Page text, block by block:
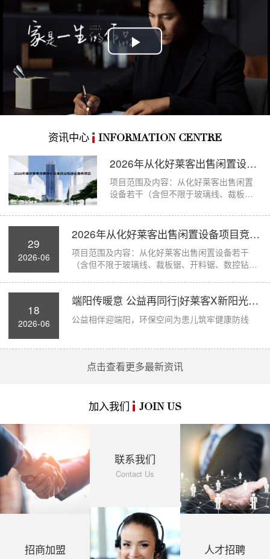
Play
资讯中心 INFORMATION CENTRE
2026年从化好莱客出售闲置设备项目竞价公...
项目范围及内容：从化好莱客出售闲置
设备若干（含但不限于玻璃线、裁板
29
2026-06
2026年从化好莱客出售闲置设备项目竞价公...
项目范围及内容：从化好莱客出售闲置设备若干
（含但不限于玻璃线、裁板锯、开料锯、数控钻孔
18
2026-06
端阳传暖意 公益再同行|好莱客X新阳光病房...
公益相伴迎端阳，环保空间为患儿筑牢健康防线
点击查看更多最新资讯
加入我们 JOIN US
招商加盟
联系我们
Contact Us
人才招聘